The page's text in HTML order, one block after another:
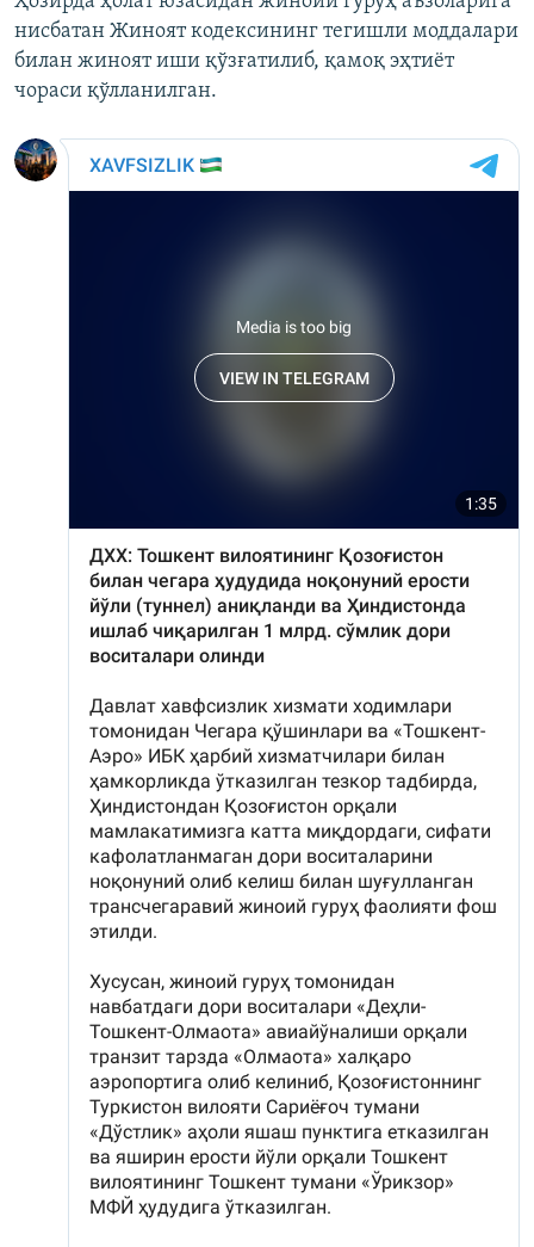
нисбатан Жиноят кодексининг тегишли моддалари
билан жиноят иши қўзғатилиб, қамоқ эҳтиёт
чораси қўлланилган.